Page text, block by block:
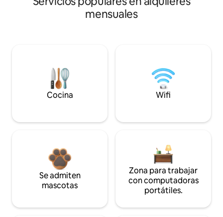
mensuales
Cocina Wifi
Se admiten
mascotas
Zona para trabajar
con computadoras
portátiles.